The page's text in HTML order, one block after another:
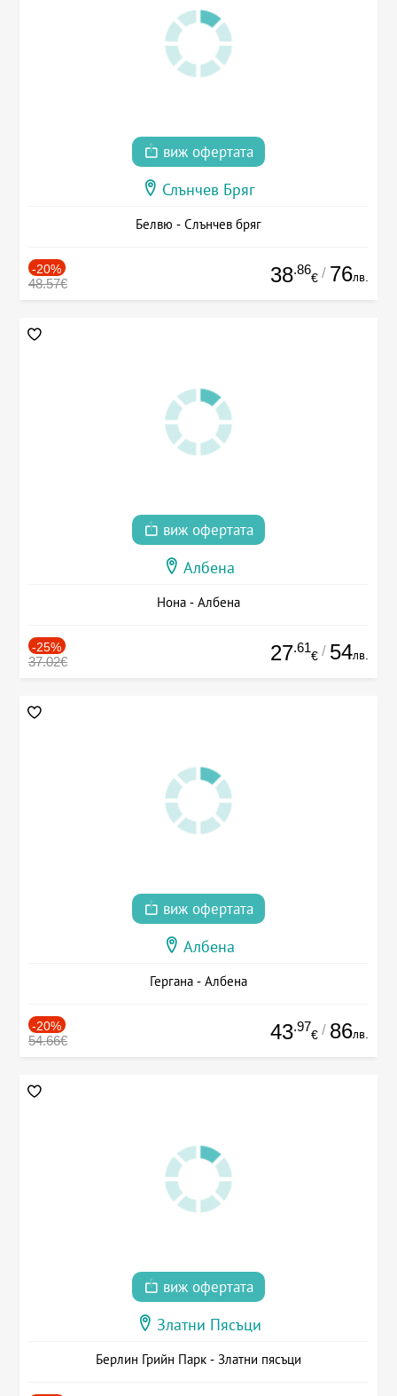
виж офертата
Слънчев Бряг
Белвю - Слънчев бряг
-20%
48.57€ 38.86
€ / 76лв.
виж офертата
Албена
Нона - Албена
-25%
37.02€ 27.61
€ / 54лв.
виж офертата
Албена
Гергана - Албена
-20%
54.66€ 43.97
€ / 86лв.
виж офертата
Златни Пясъци
Берлин Грийн Парк - Златни пясъци